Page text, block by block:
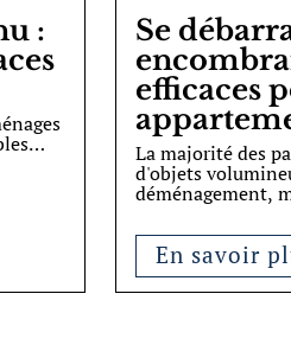
:
…
Se
efficaces
La majorité des
d'objets
déménagement,
En savoir